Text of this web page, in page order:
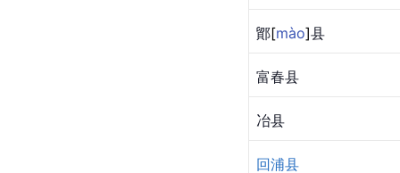
鄮[mào]县
富春县
冶县
回浦县